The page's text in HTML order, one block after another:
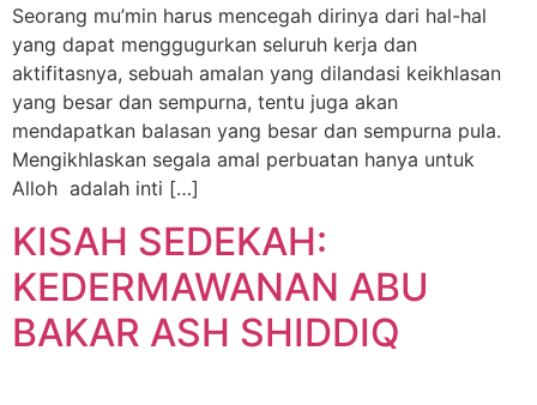
Seorang mu’min harus mencegah dirinya dari hal-hal
yang dapat menggugurkan seluruh kerja dan
aktifitasnya, sebuah amalan yang dilandasi keikhlasan
yang besar dan sempurna, tentu juga akan
mendapatkan balasan yang besar dan sempurna pula.
Mengikhlaskan segala amal perbuatan hanya untuk
Alloh adalah inti […]
KISAH SEDEKAH:
KEDERMAWANAN ABU
BAKAR ASH SHIDDIQ